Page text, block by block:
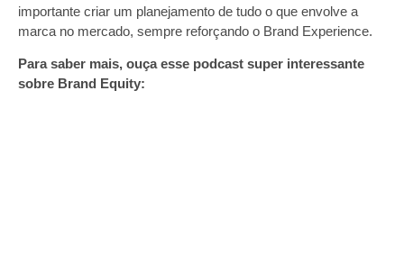
importante criar um planejamento de tudo o que envolve a
marca no mercado, sempre reforçando o Brand Experience.
Para saber mais, ouça esse podcast super interessante
sobre Brand Equity: